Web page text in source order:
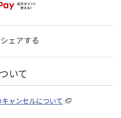
シェアする
いて
ャンセルについて